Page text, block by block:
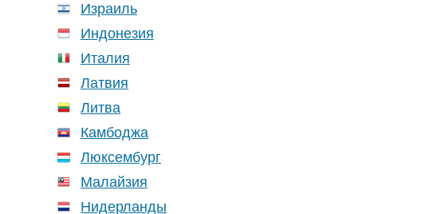
Израиль
Индонезия
Италия
Латвия
Литва
Камбоджа
Люксембург
Малайзия
Нидерланды